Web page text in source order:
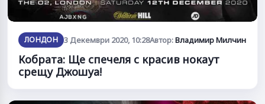
ЛОНДОН 3 Декември 2020, 10:28Автор:Владимир Милчин
Кобрата: Ще спечеля с красив нокаут
срещу Джошуа!